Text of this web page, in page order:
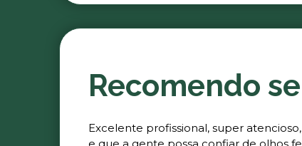
Recomendo
Excelente profissional, super